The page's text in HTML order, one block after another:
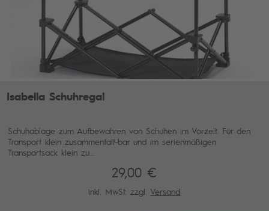
Isabella Schuhregal
Schuhablage zum Aufbewahren von Schuhen im Vorzelt. Für den
Transport klein zusammenfalt-bar und im serienmäßigen
Transportsack klein zu...
29,00 €
inkl. MwSt. zzgl. Versand